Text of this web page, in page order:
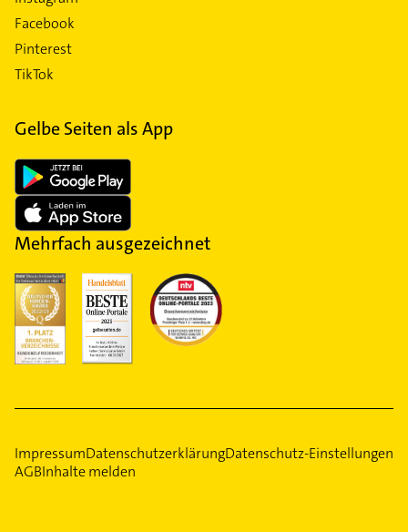
Facebook
Pinterest
TikTok
Gelbe Seiten als App
Mehrfach ausgezeichnet
ImpressumDatenschutzerklärungDatenschutz-Einstellungen
AGBInhalte melden